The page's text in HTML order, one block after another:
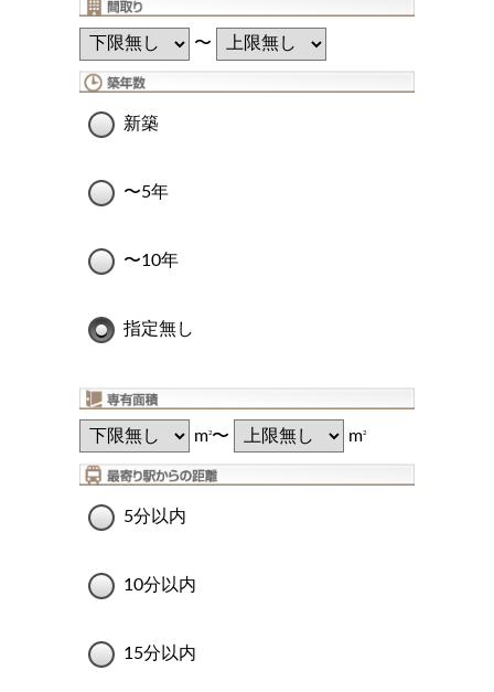
〜
新築
〜5年
〜10年
指定無し
m2〜 m2
5分以内
10分以内
15分以内